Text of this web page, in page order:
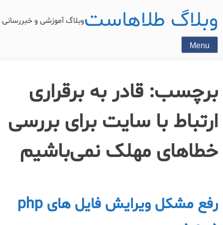
وبلاگ طلاهاستوبلاگ آموزشی و
Menu
برچسب: قادر به برقراری
ارتباط با سایت برای بررسی
خطاهای مهلک نمی‌باشیم
رفع مشکل ویرایش فایل های php